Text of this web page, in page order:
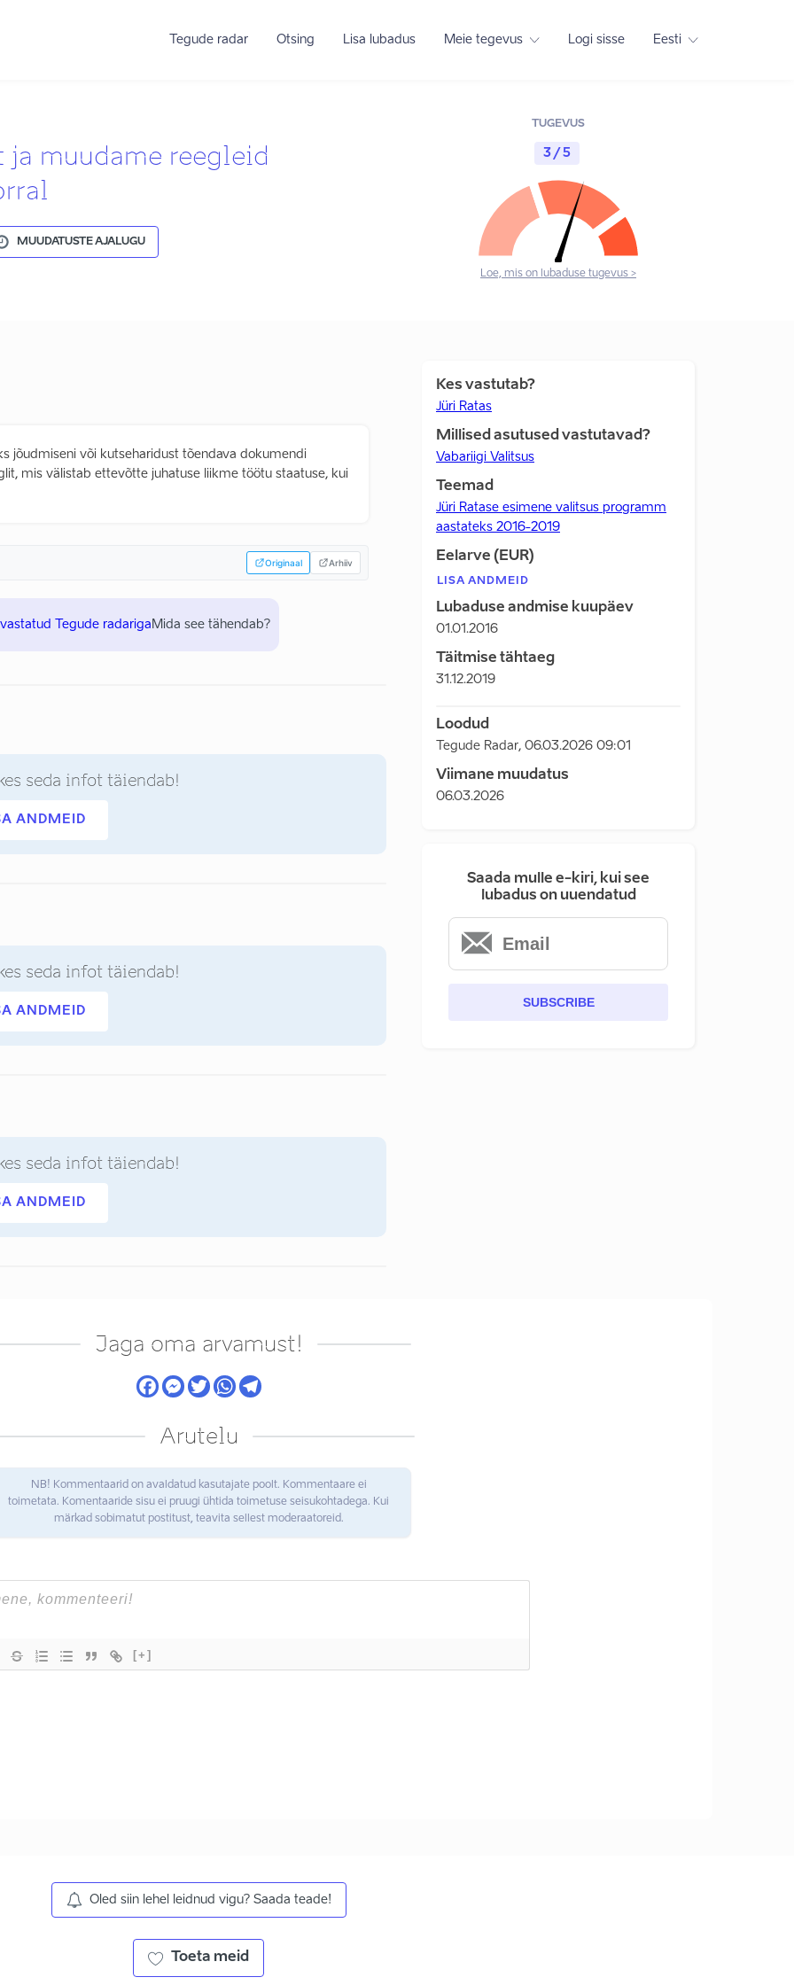
Tegude radar Otsing Lisa lubadus Meie tegevus Logi sisse Eesti
muudame reegleid
MUUDATUSTE AJALUGU
TUGEVUS
3 / 5
Loe, mis on lubaduse tugevus >
jõudmiseni või kutseharidust tõendava dokumendi
mis välistab ettevõtte juhatuse liikme töötu staatuse, kui
Originaal Arhiiv
Tegude radariga Mida see tähendab?
seda infot täiendab!
ANDMEID
seda infot täiendab!
ANDMEID
seda infot täiendab!
ANDMEID
Kes vastutab?
Jüri Ratas
Millised asutused vastutavad?
Vabariigi Valitsus
Teemad
Jüri Ratase esimene valitsus programm
aastateks 2016-2019
Eelarve (EUR)
LISA ANDMEID
Lubaduse andmise kuupäev
01.01.2016
Täitmise tähtaeg
31.12.2019
Loodud
Tegude Radar, 06.03.2026 09:01
Viimane muudatus
06.03.2026
Saada mulle e-kiri, kui see
lubadus on uuendatud
SUBSCRIBE
Jaga oma arvamust!
Arutelu
NB! Kommentaarid on avaldatud kasutajate poolt. Kommentaare ei
toimetata. Komentaaride sisu ei pruugi ühtida toimetuse seisukohtadega. Kui
märkad sobimatut postitust, teavita sellest moderaatoreid.
[+]
Oled siin lehel leidnud vigu? Saada teade!
Toeta meid